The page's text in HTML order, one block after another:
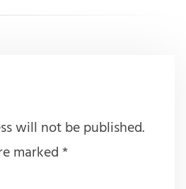
will not be published.
marked*